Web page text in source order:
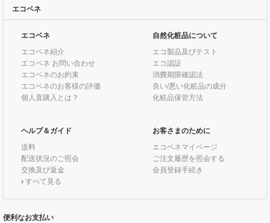
エコベネ
エコベネ
エコベネ紹介
エコベネ お問い合わせ
エコベネのお約束
エコベネのお客様の評価
個人直購入とは？
自然化粧品について
エコ製品及びテスト
エコ認証
消費期限確認法
良い/悪い化粧品の成分
化粧品保管方法
ヘルプ＆ガイド
送料
配送状況のご照会
交換及び返金
› すべて見る
お客さまのために
エコベネマイページ
ご注文履歴を照会する
会員登録手続き
便利なお支払い